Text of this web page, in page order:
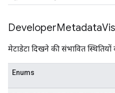
DeveloperMetadata
मेटाडेटा दिखने की संभावित स्थितियों
Enums